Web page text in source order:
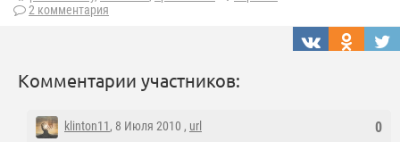
2 комментария
Комментарии участников:
0
klinton11, 8 Июля 2010 , url